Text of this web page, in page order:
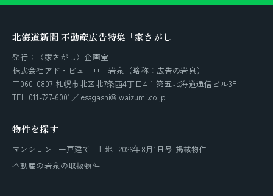
北海道新聞 不動産広告特集「家さがし」
発行：〈家さがし〉企画室
株式会社アド・ビューロー岩泉（略称：広告の岩泉）
〒060-0807 札幌市北区北7条西4丁目4-1 第五北海道通信ビル3F
TEL 011-727-6001／iesagashi@iwaizumi.co.jp
物件を探す
マンション 一戸建て 土地 2026年8月1日号 掲載物件
不動産の岩泉の取扱物件